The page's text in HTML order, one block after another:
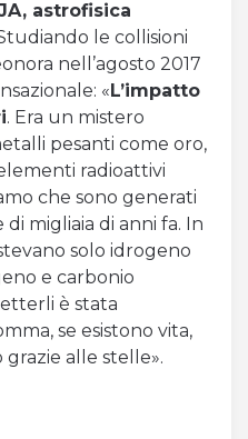
astrofisica
le collisioni
nell’agosto 2017
« L’impatto
. Era un mistero
pesanti come oro,
radioattivi
che sono generati
migliaia di anni fa. In
solo idrogeno
e carbonio
è stata
se esistono vita,
alle stelle».